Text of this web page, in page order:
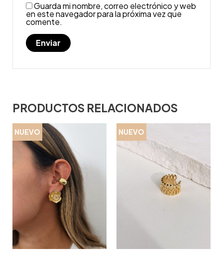
Guarda mi nombre, correo electrónico y web
en este navegador para la próxima vez que
comente.
PRODUCTOS RELACIONADOS
NUEVO NUEVO